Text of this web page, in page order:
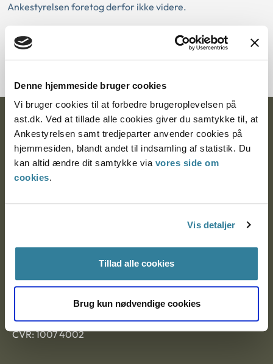
Denne hjemmeside bruger cookies
Vi bruger cookies til at forbedre brugeroplevelsen på
ast.dk. Ved at tillade alle cookies giver du samtykke til, at
Ankestyrelsen samt tredjeparter anvender cookies på
hjemmesiden, blandt andet til indsamling af statistik. Du
kan altid ændre dit samtykke via vores side om
cookies.
Vis detaljer
Tillad alle cookies
Brug kun nødvendige cookies
Ankestyrelsen foretog derfor ikke videre.
Download PDF
Ankestyrelsen
Postadresse:
Nytorv 7, 2. sal
EAN: 57 98 000 35 48 21
CVR: 1007 4002